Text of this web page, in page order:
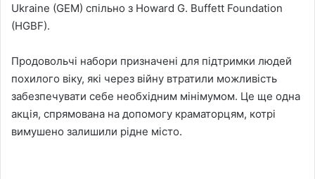
Ukraine (GEM) спільно з Howard G. Buffett Foundation
(HGBF).
Продовольчі набори призначені для підтримки людей
похилого віку, які через війну втратили можливість
забезпечувати себе необхідним мінімумом. Це ще одна
акція, спрямована на допомогу краматорцям, котрі
вимушено залишили рідне місто.